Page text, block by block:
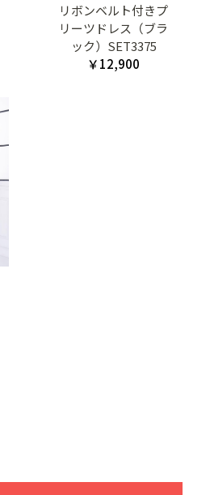
リボンベルト付きプ
リーツドレス（ブラ
ック）SET3375
￥12,900